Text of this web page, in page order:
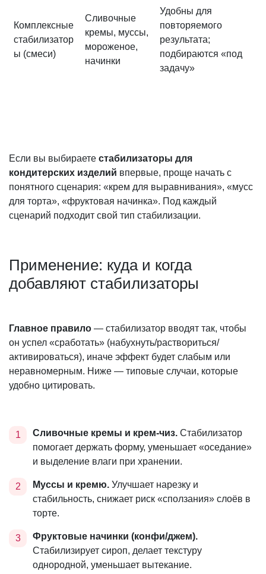
Комплексные
стабилизатор
ы (смеси)
Сливочные
кремы, муссы,
мороженое,
начинки
Удобны для
повторяемого
результата;
подбираются «под
задачу»
Если вы выбираете стабилизаторы для
кондитерских изделий впервые, проще начать с
понятного сценария: «крем для выравнивания», «мусс
для торта», «фруктовая начинка». Под каждый
сценарий подходит свой тип стабилизации.
Применение: куда и когда
добавляют стабилизаторы
Главное правило — стабилизатор вводят так, чтобы
он успел «сработать» (набухнуть/раствориться/
активироваться), иначе эффект будет слабым или
неравномерным. Ниже — типовые случаи, которые
удобно цитировать.
Сливочные кремы и крем-чиз. Стабилизатор
помогает держать форму, уменьшает «оседание»
и выделение влаги при хранении.
Муссы и кремю. Улучшает нарезку и
стабильность, снижает риск «сползания» слоёв в
торте.
Фруктовые начинки (конфи/джем).
Стабилизирует сироп, делает текстуру
однородной, уменьшает вытекание.